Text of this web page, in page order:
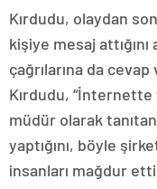
Kırdudu, olaydan
kişiye mesaj attığını
çağrılarına da
Kırdudu, “İnternette
müdür olarak
yaptığını, böyle
insanları mağdur